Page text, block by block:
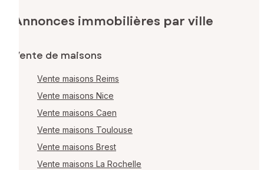
Annonces immobilières par ville
Vente de maisons
Vente maisons Reims
Vente maisons Nice
Vente maisons Caen
Vente maisons Toulouse
Vente maisons Brest
Vente maisons La Rochelle